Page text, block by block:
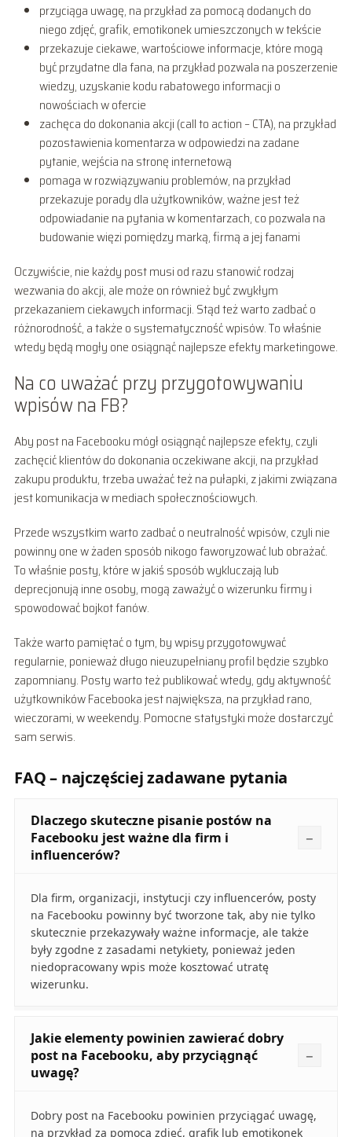
przyciąga uwagę, na przykład za pomocą dodanych do
niego zdjęć, grafik, emotikonek umieszczonych w tekście
przekazuje ciekawe, wartościowe informacje, które mogą
być przydatne dla fana, na przykład pozwala na poszerzenie
wiedzy, uzyskanie kodu rabatowego informacji o
nowościach w ofercie
zachęca do dokonania akcji (call to action – CTA), na przykład
pozostawienia komentarza w odpowiedzi na zadane
pytanie, wejścia na stronę internetową
pomaga w rozwiązywaniu problemów, na przykład
przekazuje porady dla użytkowników, ważne jest też
odpowiadanie na pytania w komentarzach, co pozwala na
budowanie więzi pomiędzy marką, firmą a jej fanami
Oczywiście, nie każdy post musi od razu stanowić rodzaj
wezwania do akcji, ale może on również być zwykłym
przekazaniem ciekawych informacji. Stąd też warto zadbać o
różnorodność, a także o systematyczność wpisów. To właśnie
wtedy będą mogły one osiągnąć najlepsze efekty marketingowe.
Na co uważać przy przygotowywaniu
wpisów na FB?
Aby post na Facebooku mógł osiągnąć najlepsze efekty, czyli
zachęcić klientów do dokonania oczekiwane akcji, na przykład
zakupu produktu, trzeba uważać też na pułapki, z jakimi związana
jest komunikacja w mediach społecznościowych.
Przede wszystkim warto zadbać o neutralność wpisów, czyli nie
powinny one w żaden sposób nikogo faworyzować lub obrażać.
To właśnie posty, które w jakiś sposób wykluczają lub
deprecjonują inne osoby, mogą zaważyć o wizerunku firmy i
spowodować bojkot fanów.
Także warto pamiętać o tym, by wpisy przygotowywać
regularnie, ponieważ długo nieuzupełniany profil będzie szybko
zapomniany. Posty warto też publikować wtedy, gdy aktywność
użytkowników Facebooka jest największa, na przykład rano,
wieczorami, w weekendy. Pomocne statystyki może dostarczyć
sam serwis.
FAQ – najczęściej zadawane pytania
Dlaczego skuteczne pisanie postów na
Facebooku jest ważne dla firm i
influencerów?
Dla firm, organizacji, instytucji czy influencerów, posty
na Facebooku powinny być tworzone tak, aby nie tylko
skutecznie przekazywały ważne informacje, ale także
były zgodne z zasadami netykiety, ponieważ jeden
niedopracowany wpis może kosztować utratę
wizerunku.
Jakie elementy powinien zawierać dobry
post na Facebooku, aby przyciągnąć
uwagę?
Dobry post na Facebooku powinien przyciągać uwagę,
na przykład za pomocą zdjęć, grafik lub emotikonek